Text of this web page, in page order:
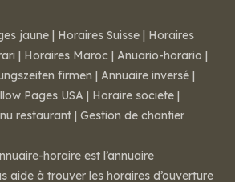
jaune | Horaires Suisse | Horaires
| Horaires Maroc | Anuario-horario |
firmen | Annuaire inversé |
Pages USA | Horaire societe |
restaurant | Gestion de chantier
horaire est l’annuaire
aide à trouver les horaires d’ouverture